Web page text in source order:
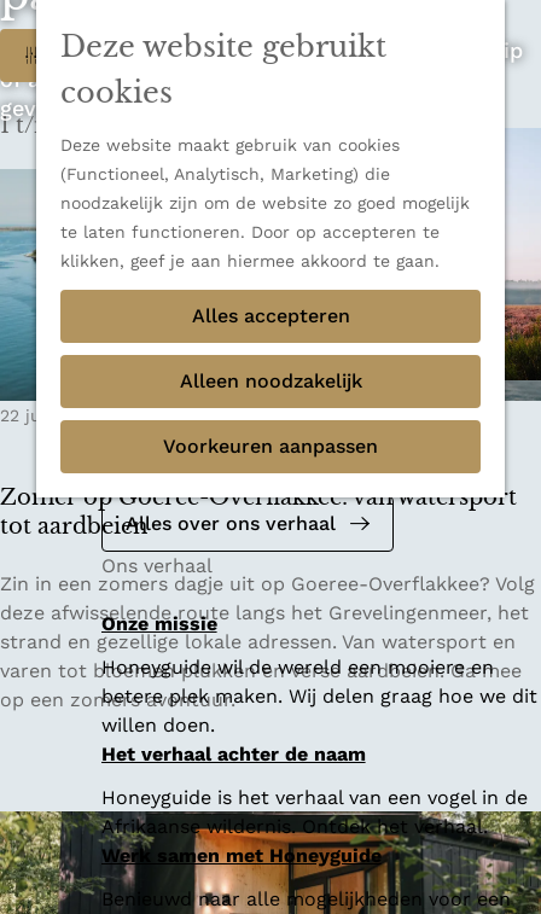
Deze website gebruikt
cookies
Deze website maakt gebruik van cookies
(Functioneel, Analytisch, Marketing) die
noodzakelijk zijn om de website zo goed mogelijk
te laten functioneren. Door op accepteren te
klikken, geef je aan hiermee akkoord te gaan.
Alles accepteren
Alleen noodzakelijk
Voorkeuren aanpassen
n
a
r
e
o
m
e
p
a
e
u
Thema's
Verborgen parels
Mediakit 2026
Bekijk de mediakit en ontdek de
mogelijkheden om samen te werken.
Alles over ons verhaal
Ons verhaal
Onze missie
Honeyguide wil de wereld een mooiere en
betere plek maken. Wij delen graag hoe we dit
willen doen.
Het verhaal achter de naam
Honeyguide is het verhaal van een vogel in de
Afrikaanse wildernis. Ontdek het verhaal.
Werk samen met Honeyguide
Benieuwd naar alle mogelijkheden voor een
Op zoek naar de ultieme rondreis, een stedentrip
of avontuur in de natuur? Onze Honeyguides
geven je alle inspiratie.
W
a
t
z
o
e
k
j
e
Filter
1 t/m 9 van 348 resultaten
Zomer op Goeree-Overflakkee: van watersport
tot aardbeien
22 juli 2026
Z
o
m
e
r
o
e
r
e
Zin in een zomers dagje uit op Goeree-Overflakkee? Volg
deze afwisselende route langs het Grevelingenmeer, het
strand en gezellige lokale adressen. Van watersport en
varen tot bloemen plukken en verse aardbeien. Ga mee
op een zomers avontuur.